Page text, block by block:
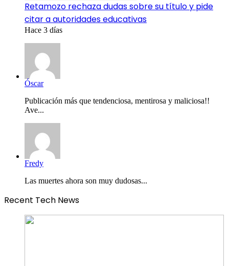
Retamozo rechaza dudas sobre su título y pide
citar a autoridades educativas
Hace 3 días
Óscar
Publicación más que tendenciosa, mentirosa y maliciosa!!
Ave...
Fredy
Las muertes ahora son muy dudosas...
Recent Tech News